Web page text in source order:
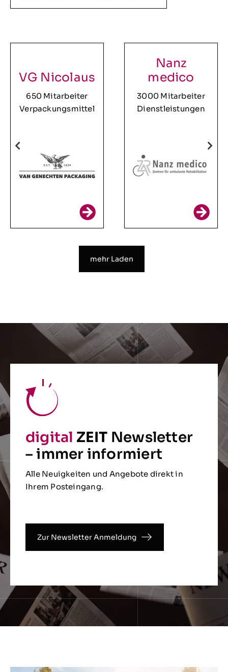
VG Nicolaus
650 Mitarbeiter
Verpackungsmittel
Nanz
medico
3000 Mitarbeiter
Dienstleistungen
mehr Laden
digital ZEIT Newsletter
– immer informiert
Alle Neuigkeiten und Angebote direkt in
Ihrem Posteingang.
Zur Newsletter Anmeldung